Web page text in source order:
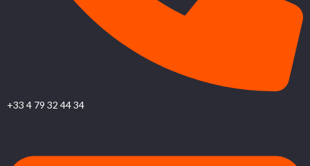
+33 4 79 32 44 34